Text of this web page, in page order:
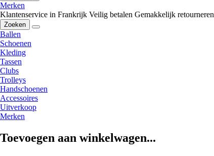
Merken
Klantenservice in Frankrijk Veilig betalen Gemakkelijk retourneren
Zoeken
Ballen
Schoenen
Kleding
Tassen
Clubs
Trolleys
Handschoenen
Accessoires
Uitverkoop
Merken
Toevoegen aan winkelwagen...